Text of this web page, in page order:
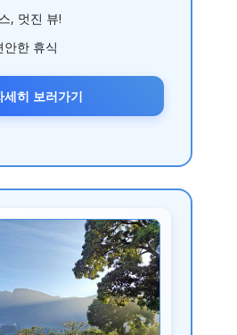
, 멋진 뷰!
한 휴식
세히 보러가기